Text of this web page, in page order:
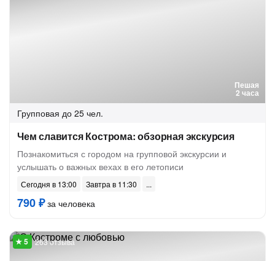
Пешая
2 часа
Групповая до 25 чел.
Чем славится Кострома: обзорная экскурсия
Познакомиться с городом на групповой экскурсии и
услышать о важных вехах в его летописи
Сегодня в 13:00 Завтра в 11:30
790 ₽за человека
263 отзыва